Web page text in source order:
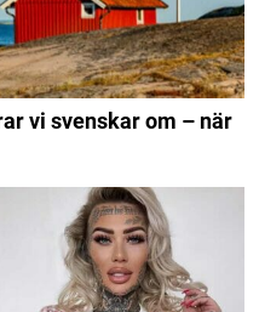
vi svenskar om – när